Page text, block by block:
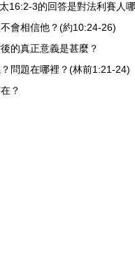
16:2-3的回答是對法利賽人
會相信他？(約10:24-26)
的真正意義是甚麼？
問題在哪裡？(林前1:21-24)
？